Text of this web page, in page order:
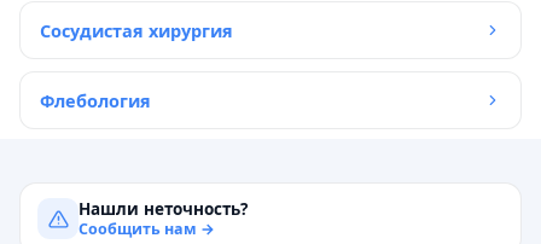
Сосудистая хирургия
Флебология
Нашли неточность?
Сообщить нам →